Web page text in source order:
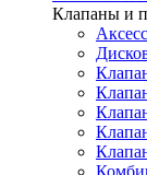
Клапаны и